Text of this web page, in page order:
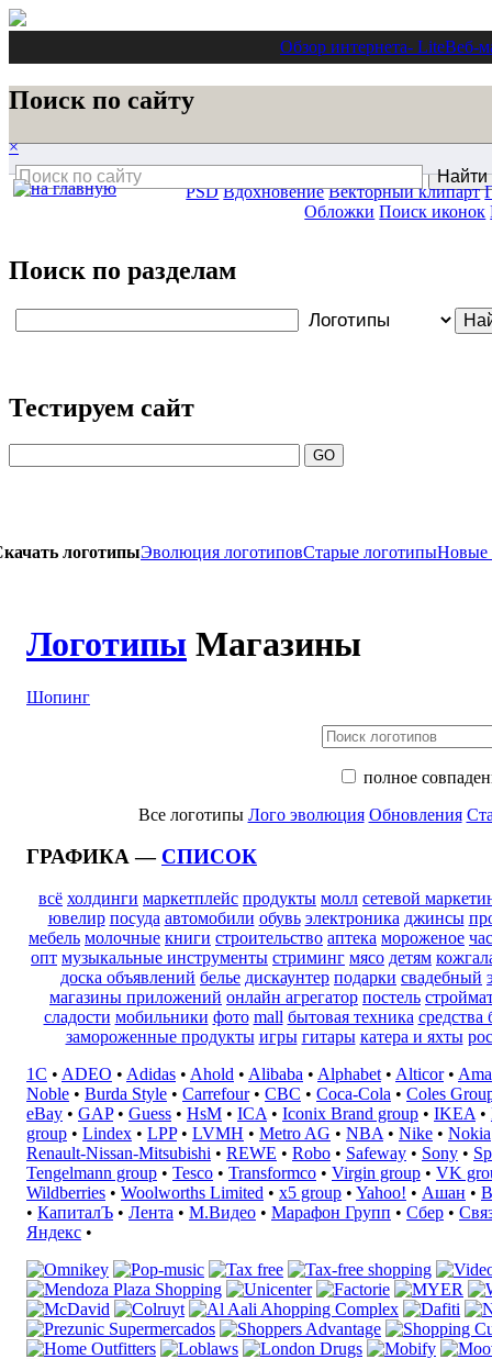
Обзор интернета- LiteВеб-
Поиск по сайту
×
Поиск по разделам
Тестируем сайт
логотипыЭволюция логотиповСтарые логотипыНовые
PSD Вдохновение Векторный клипарт
Обложки Поиск иконок
Логотипы Магазины
Шопинг
полное
Все логотипы Лого эволюция Обновления
ГРАФИКА — СПИСОК
всё холдинги маркетплейс продукты молл сетевой
ювелир посуда автомобили обувь электроника джинсы
мебель молочные книги строительство аптека мороженое
опт музыкальные инструменты стриминг мясо детям
доска объявлений белье дискаунтер подарки свадебный
магазины приложений онлайн агрегатор постель
сладости мобильники фото mall бытовая техника средства
замороженные продукты игры гитары катера и яхты
1C • ADEO • Adidas • Ahold • Alibaba • Alphabet • Alticor•
Noble • Burda Style • Carrefour• CBC • Coca-Cola • Coles
eBay • GAP• Guess • HsM • ICA • Iconix Brand group • IKEA •
group • Lindex • LPP• LVMH • Metro AG • NBA • Nike • Nokia
Renault-Nissan-Mitsubishi • REWE • Robo • Safeway • Sony •
Tengelmann group • Tesco • Transformco • Virgin group • VK
Wildberries • Woolworths Limited • x5 group • Yahoo! • Ашан •
• КапиталЪ • Лента • М.Видео • Марафон Групп • Сбер •
Яндекс •